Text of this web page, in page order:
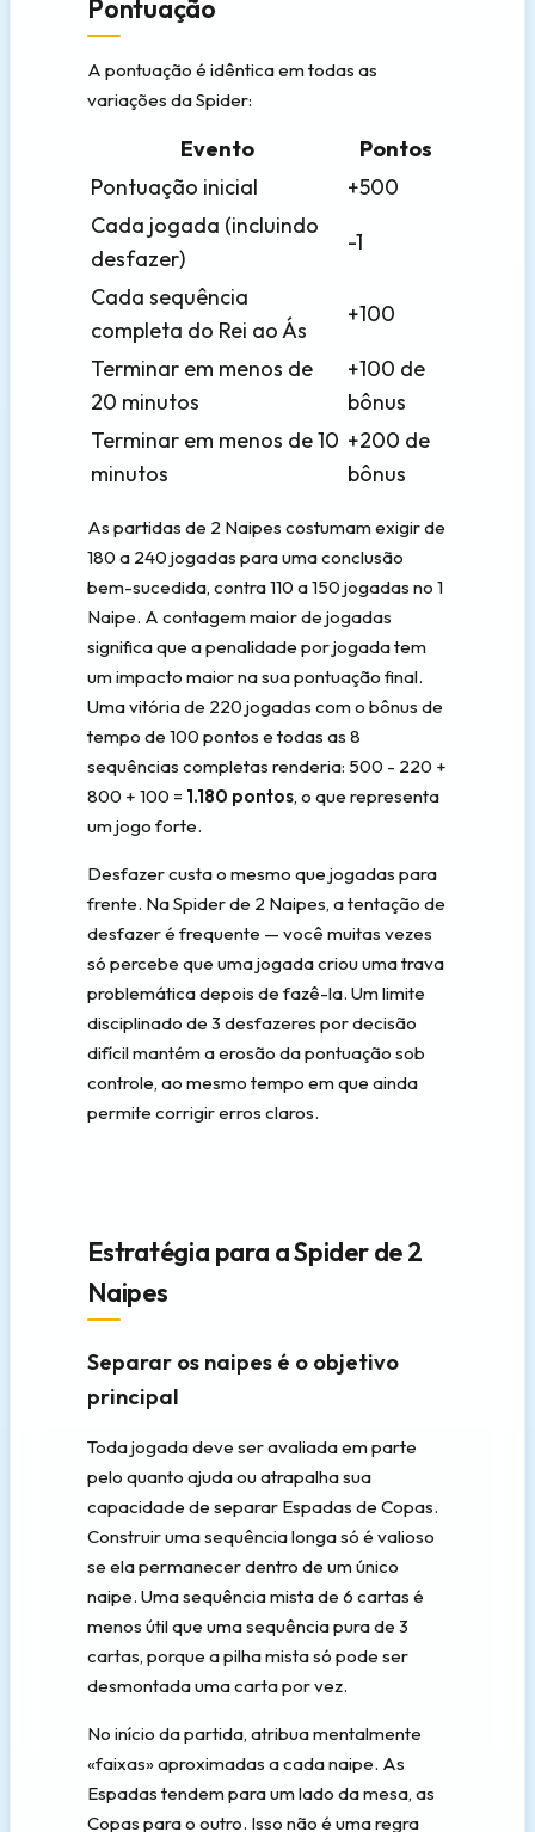
Pontuação
A pontuação é idêntica em todas as
variações da Spider:
Evento
Pontos
Pontuação inicial
+500
Cada jogada (incluindo
desfazer)
-1
Cada sequência
completa do Rei ao Ás
+100
Terminar em menos de
20 minutos
+100 de
bônus
Terminar em menos de 10
minutos
+200 de
bônus
As partidas de 2 Naipes costumam exigir de
180 a 240 jogadas para uma conclusão
bem-sucedida, contra 110 a 150 jogadas no 1
Naipe. A contagem maior de jogadas
significa que a penalidade por jogada tem
um impacto maior na sua pontuação final.
Uma vitória de 220 jogadas com o bônus de
tempo de 100 pontos e todas as 8
sequências completas renderia: 500 - 220 +
800 + 100 = 1.180 pontos, o que representa
um jogo forte.
Desfazer custa o mesmo que jogadas para
frente. Na Spider de 2 Naipes, a tentação de
desfazer é frequente — você muitas vezes
só percebe que uma jogada criou uma trava
problemática depois de fazê-la. Um limite
disciplinado de 3 desfazeres por decisão
difícil mantém a erosão da pontuação sob
controle, ao mesmo tempo em que ainda
permite corrigir erros claros.
Estratégia para a Spider de 2
Naipes
Separar os naipes é o objetivo
principal
Toda jogada deve ser avaliada em parte
pelo quanto ajuda ou atrapalha sua
capacidade de separar Espadas de Copas.
Construir uma sequência longa só é valioso
se ela permanecer dentro de um único
naipe. Uma sequência mista de 6 cartas é
menos útil que uma sequência pura de 3
cartas, porque a pilha mista só pode ser
desmontada uma carta por vez.
No início da partida, atribua mentalmente
«faixas» aproximadas a cada naipe. As
Espadas tendem para um lado da mesa, as
Copas para o outro. Isso não é uma regra